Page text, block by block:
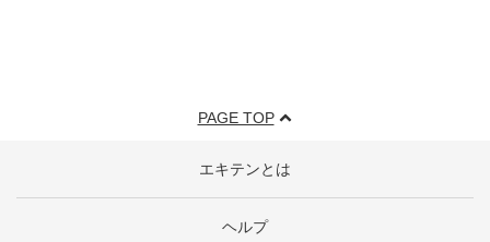
PAGE TOP
エキテンとは
ヘルプ